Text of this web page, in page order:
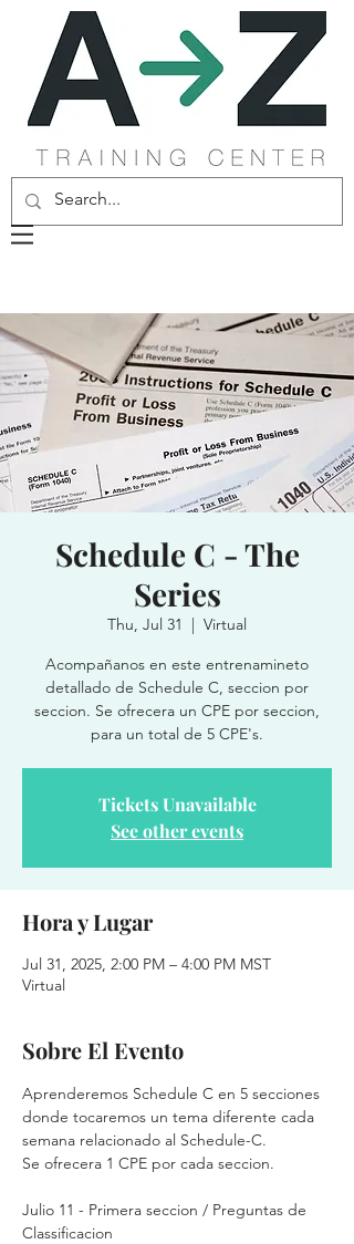
Schedule C - The
Series
Thu, Jul 31
  |
Virtual
Acompañanos en este entrenamineto
detallado de Schedule C, seccion por
seccion. Se ofrecera un CPE por seccion,
para un total de 5 CPE's.
Tickets Unavailable
See other events
Hora y Lugar
Jul 31, 2025, 2:00 PM – 4:00 PM MST
Virtual
Sobre El Evento
Aprenderemos Schedule C en 5 secciones
donde tocaremos un tema diferente cada
semana relacionado al Schedule-C.
Se ofrecera 1 CPE por cada seccion.
Julio 11 - Primera seccion / Preguntas de
Classificacion